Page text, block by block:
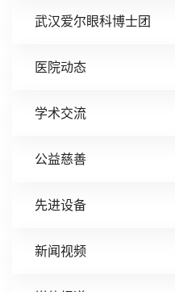
武汉爱尔眼科博士团
医院动态
学术交流
公益慈善
先进设备
新闻视频